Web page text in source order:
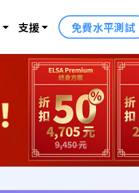
支援 免費水平測試